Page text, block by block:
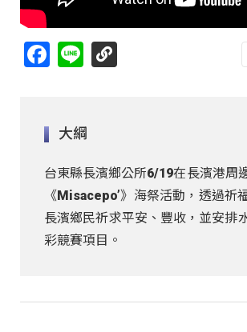
Facebook
Line
大綱
台東縣長濱鄉公所6/19在長濱港周
《Misacepo’》海祭活動，透過祈
長濱鄉民祈求平安、豐收，並安排
彩競賽項目。